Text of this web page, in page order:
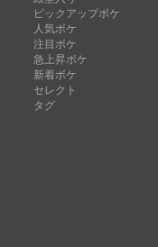
ピックアップボケ
人気ボケ
注目ボケ
急上昇ボケ
新着ボケ
セレクト
タグ